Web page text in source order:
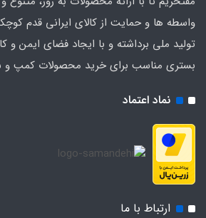
نماد اعتماد
واسطه ها و حمایت از کالای ایرانی قدم
تولید ملی برداشته و با ایجاد فضای ایمن و
بستری مناسب برای خرید محصولات کمپ و
ارتباط با ما